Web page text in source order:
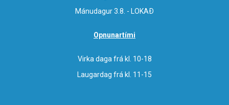
Mánudagur 3.8. - LOKAÐ
Opnunartími
Virka daga frá kl. 10-18
Laugardag frá kl. 11-15